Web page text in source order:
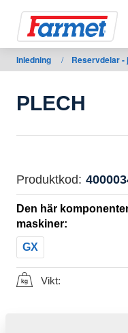
shop
Mina
maskiner
För
nedladdning
Inledning / Reservdelar
PLECH
Produktkod:
Den här
maskiner:
GX
Vikt: